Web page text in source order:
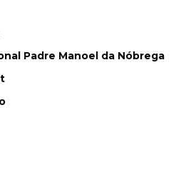
Padre Manoel da Nóbrega